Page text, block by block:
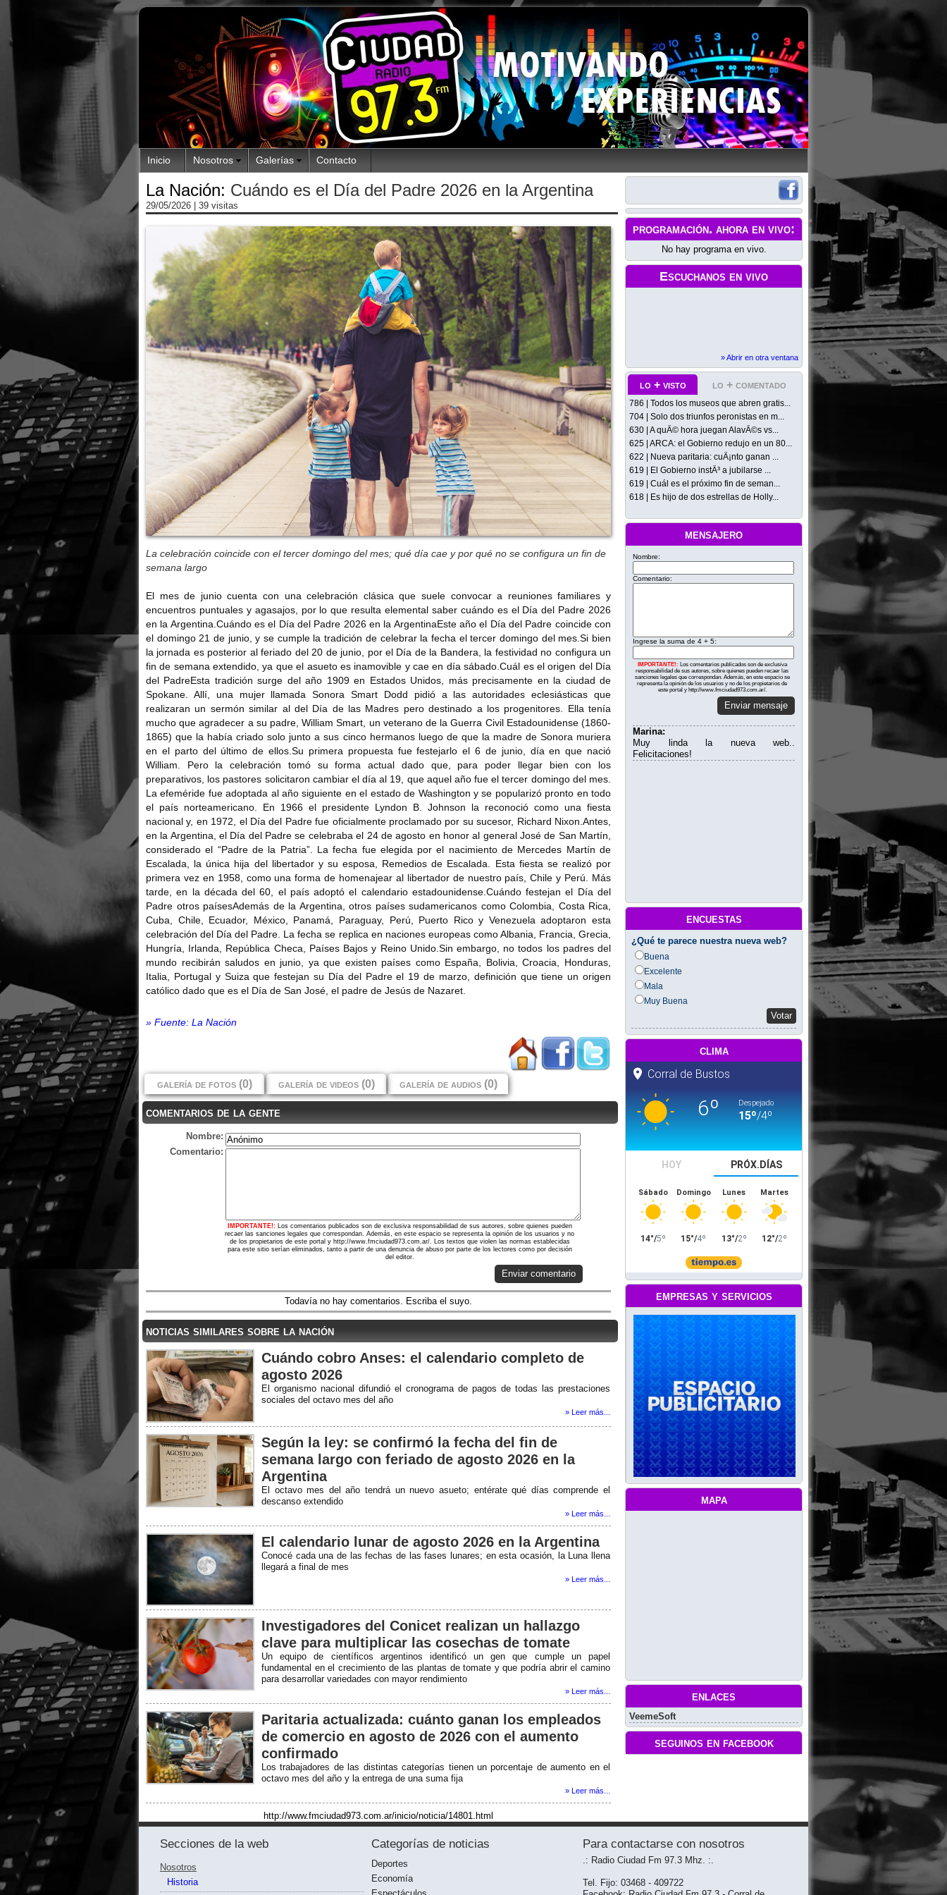
Inicio Nosotros Galerías Contacto
La Nación: Cuándo es el Día del Padre 2026 en la Argentina
29/05/2026 | 39 visitas
La celebración coincide con el tercer domingo del mes; qué día cae y por qué no se configura un fin de
semana largo
El mes de junio cuenta con una celebración clásica que suele convocar a reuniones familiares y
encuentros puntuales y agasajos, por lo que resulta elemental saber cuándo es el Día del Padre 2026
en la Argentina.Cuándo es el Día del Padre 2026 en la ArgentinaEste año el Día del Padre coincide con
el domingo 21 de junio, y se cumple la tradición de celebrar la fecha el tercer domingo del mes.Si bien
la jornada es posterior al feriado del 20 de junio, por el Día de la Bandera, la festividad no configura un
fin de semana extendido, ya que el asueto es inamovible y cae en día sábado.Cuál es el origen del Día
del PadreEsta tradición surge del año 1909 en Estados Unidos, más precisamente en la ciudad de
Spokane. Allí, una mujer llamada Sonora Smart Dodd pidió a las autoridades eclesiásticas que
realizaran un sermón similar al del Día de las Madres pero destinado a los progenitores. Ella tenía
mucho que agradecer a su padre, William Smart, un veterano de la Guerra Civil Estadounidense (1860-
1865) que la había criado solo junto a sus cinco hermanos luego de que la madre de Sonora muriera
en el parto del último de ellos.Su primera propuesta fue festejarlo el 6 de junio, día en que nació
William. Pero la celebración tomó su forma actual dado que, para poder llegar bien con los
preparativos, los pastores solicitaron cambiar el día al 19, que aquel año fue el tercer domingo del mes.
La efeméride fue adoptada al año siguiente en el estado de Washington y se popularizó pronto en todo
el país norteamericano. En 1966 el presidente Lyndon B. Johnson la reconoció como una fiesta
nacional y, en 1972, el Día del Padre fue oficialmente proclamado por su sucesor, Richard Nixon.Antes,
en la Argentina, el Día del Padre se celebraba el 24 de agosto en honor al general José de San Martín,
considerado el “Padre de la Patria”. La fecha fue elegida por el nacimiento de Mercedes Martín de
Escalada, la única hija del libertador y su esposa, Remedios de Escalada. Esta fiesta se realizó por
primera vez en 1958, como una forma de homenajear al libertador de nuestro país, Chile y Perú. Más
tarde, en la década del 60, el país adoptó el calendario estadounidense.Cuándo festejan el Día del
Padre otros paísesAdemás de la Argentina, otros países sudamericanos como Colombia, Costa Rica,
Cuba, Chile, Ecuador, México, Panamá, Paraguay, Perú, Puerto Rico y Venezuela adoptaron esta
celebración del Día del Padre. La fecha se replica en naciones europeas como Albania, Francia, Grecia,
Hungría, Irlanda, República Checa, Países Bajos y Reino Unido.Sin embargo, no todos los padres del
mundo recibirán saludos en junio, ya que existen países como España, Bolivia, Croacia, Honduras,
Italia, Portugal y Suiza que festejan su Día del Padre el 19 de marzo, definición que tiene un origen
católico dado que es el Día de San José, el padre de Jesús de Nazaret.
» Fuente: La Nación
galería de fotos (0) galería de videos (0) galería de audios (0)
comentarios de la gente
Nombre:
Comentario:
IMPORTANTE!:
Los comentarios publicados son de exclusiva responsabilidad de sus autores, sobre quienes pueden
recaer las sanciones legales que correspondan. Además, en este espacio se representa la opinión de los usuarios y no
de los propietarios de este portal y http://www.fmciudad973.com.ar/. Los textos que violen las normas establecidas
para este sitio serían eliminados, tanto a partir de una denuncia de abuso por parte de los lectores como por decisión
del editor.
Enviar comentario
Todavía no hay comentarios. Escriba el suyo.
noticias similares sobre la nación
Cuándo cobro Anses: el calendario completo de
agosto 2026
El organismo nacional difundió el cronograma de pagos de todas las prestaciones
sociales del octavo mes del año
» Leer más...
Según la ley: se confirmó la fecha del fin de
semana largo con feriado de agosto 2026 en la
Argentina
El octavo mes del año tendrá un nuevo asueto; entérate qué días comprende el
descanso extendido
» Leer más...
El calendario lunar de agosto 2026 en la Argentina
Conocé cada una de las fechas de las fases lunares; en esta ocasión, la Luna llena
llegará a final de mes
» Leer más...
Investigadores del Conicet realizan un hallazgo
clave para multiplicar las cosechas de tomate
Un equipo de científicos argentinos identificó un gen que cumple un papel
fundamental en el crecimiento de las plantas de tomate y que podría abrir el camino
para desarrollar variedades con mayor rendimiento
» Leer más...
Paritaria actualizada: cuánto ganan los empleados
de comercio en agosto de 2026 con el aumento
confirmado
Los trabajadores de las distintas categorías tienen un porcentaje de aumento en el
octavo mes del año y la entrega de una suma fija
» Leer más...
http://www.fmciudad973.com.ar/inicio/noticia/14801.html
programación. ahora en vivo:
No hay programa en vivo.
Escuchanos en vivo
» Abrir en otra ventana
lo + visto lo + comentado
786 | Todos los museos que abren gratis...
704 | Solo dos triunfos peronistas en m...
630 | A quÃ© hora juegan AlavÃ©s vs...
625 | ARCA: el Gobierno redujo en un 80...
622 | Nueva paritaria: cuÃ¡nto ganan ...
619 | El Gobierno instÃ³ a jubilarse ...
619 | Cuál es el próximo fin de seman...
618 | Es hijo de dos estrellas de Holly...
mensajero
Nombre:
Comentario:
Ingrese la suma de 4 + 5:
IMPORTANTE!: Los comentarios publicados son de exclusiva
responsabilidad de sus autores, sobre quienes pueden recaer las
sanciones legales que correspondan. Además, en este espacio se
representa la opinión de los usuarios y no de los propietarios de
este portal y http://www.fmciudad973.com.ar/.
Enviar mensaje
Marina:
Muy linda la nueva web..
Felicitaciones!
encuestas
¿Qué te parece nuestra nueva web?
Buena
Excelente
Mala
Muy Buena
Votar
clima
empresas y servicios
mapa
enlaces
VeemeSoft
seguinos en facebook
Secciones de la web
Nosotros
Historia
Categorías de noticias
Deportes
Economía
Para contactarse con nosotros
.: Radio Ciudad Fm 97.3 Mhz. :.
Tel. Fijo: 03468 - 409722